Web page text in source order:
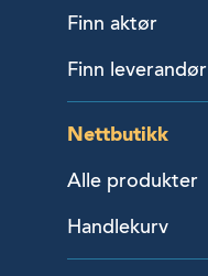
Finn aktør
Finn leverandør
Nettbutikk
Alle produkter
Handlekurv